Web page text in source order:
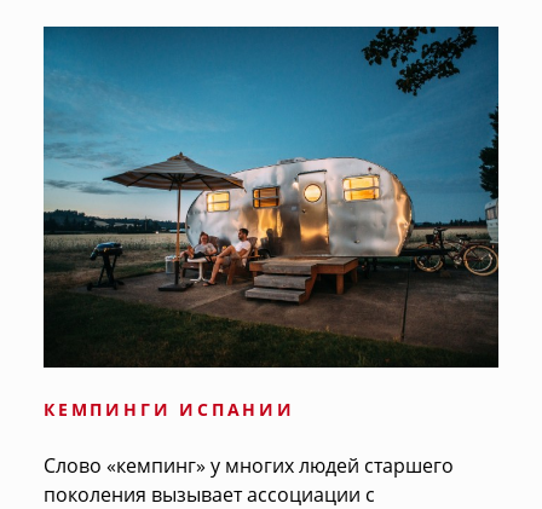
КЕМПИНГИ ИСПАНИИ
Слово «кемпинг» у многих людей старшего
поколения вызывает ассоциации с